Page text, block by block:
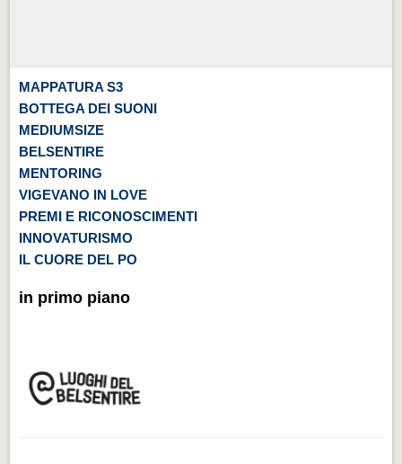
MAPPATURA S3
BOTTEGA DEI SUONI
MEDIUMSIZE
BELSENTIRE
MENTORING
VIGEVANO IN LOVE
PREMI E RICONOSCIMENTI
INNOVATURISMO
IL CUORE DEL PO
in primo piano